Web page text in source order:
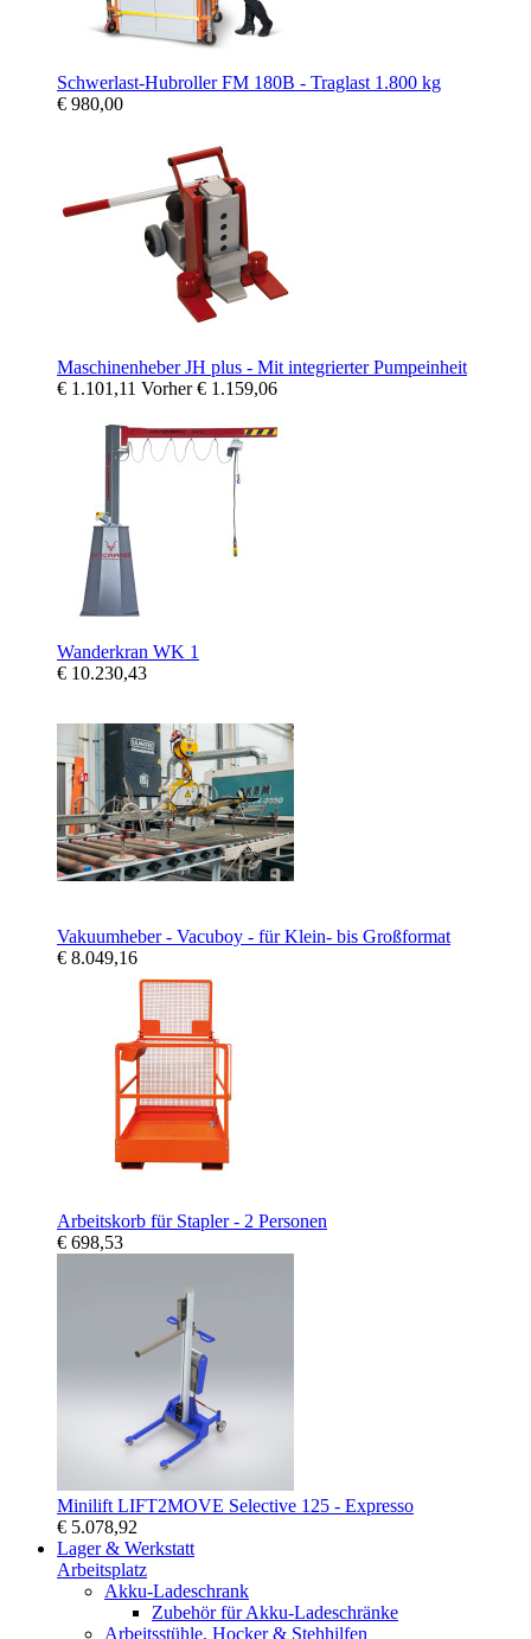
Schwerlast-Hubroller FM 180B - Traglast 1.800 kg
€ 980,00
Maschinenheber JH plus - Mit integrierter Pumpeinheit
€ 1.101,11 Vorher€ 1.159,06
Wanderkran WK 1
€ 10.230,43
Vakuumheber - Vacuboy - für Klein- bis Großformat
€ 8.049,16
Arbeitskorb für Stapler - 2 Personen
€ 698,53
Minilift LIFT2MOVE Selective 125 - Expresso
€ 5.078,92
Lager & Werkstatt
Arbeitsplatz
Akku-Ladeschrank
Zubehör für Akku-Ladeschränke
Arbeitsstühle, Hocker & Stehhilfen